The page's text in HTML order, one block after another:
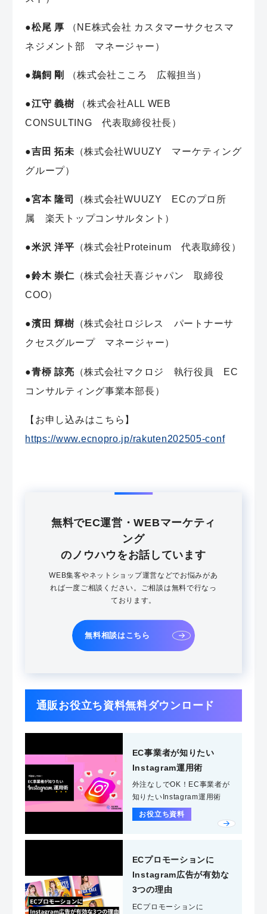
●松尾 厚 （NE株式会社 カスタマーサクセスマ
ネジメント部 マネージャー）
●鵜飼 剛 （株式会社こころ 広報担当）
●江守 義樹 （株式会社ALL WEB
CONSULTING 代表取締役社長）
●吉田 拓未 （株式会社WUUZY マーケティング
グループ）
●宮本 隆司
（株式会社WUUZY ECのプロ所
属 楽天トップコンサルタント）
●米沢 洋平 （株式会社Proteinum 代表取締役）
●鈴木 崇仁 （株式会社天喜ジャパン 取締役
COO）
●濱田 輝樹 （株式会社ロジレス パートナーサ
クセスグループ マネージャー）
●青桺 諒亮 （株式会社マクロジ 執行役員 EC
コンサルティング事業本部長）
【お申し込みはこちら】
https://www.ecnopro.jp/rakuten202505-conf
無料でEC運営・WEBマーケティ
ング
のノウハウをお話しています
WEB集客やネットショップ運営などでお悩みがあ
れば一度ご相談ください。ご相談は無料で行なっ
ております。
無料相談はこちら
通販お役立ち資料無料ダウンロード
EC事業者が知りたい
Instagram運用術
外注なしでOK！EC事業者が
知りたいInstagram運用術
お役立ち資料
ECプロモーションに
Instagram広告が有効な
3つの理由
ECプロモーションに